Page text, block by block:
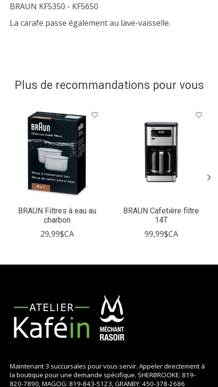
BRAUN KF5350 - KF5650
La carafe passe également au lave-vaisselle.
Plus de recommandations pour vous
Articles du carrousel de produits
BRAUN Filtres à eau au
charbon
29,99$CA
BRAUN Cafetière filtre
14T
99,99$CA
Maintenant 3 succursales pour vous servir. Appeler directement à
la boutique pour une demande spécifique. SHERBROOKE: 819-
820-7890, MAGOG: 819-843-5123, GRANBY: 450-378-2686